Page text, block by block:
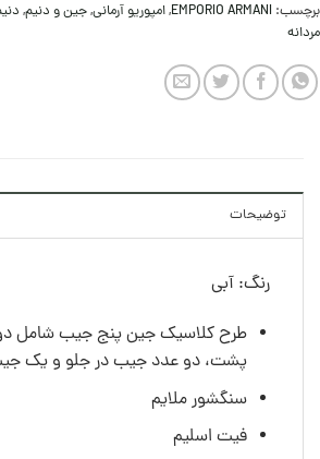
برچسب: EMPORIO ARMANI
,امپوریو آرمانی,جین و دنيم,
مردانه
توضیحات
رنگ: آبی
طرح کلاسيک جين پنج جیب شامل
پشت، دو عدد جیب در جلو و یک
سنگشور ملایم
فیت اسلیم